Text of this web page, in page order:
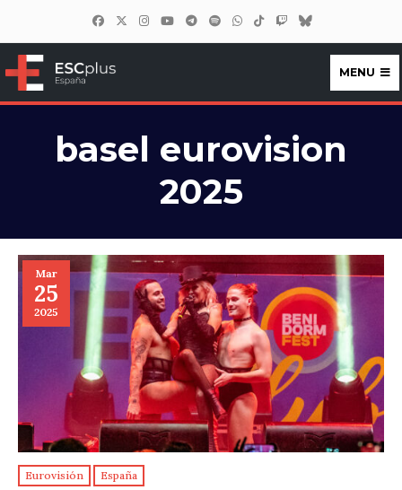
ESCplus España
MENU
basel eurovision
2025
Mar
25
2025
Eurovisión España